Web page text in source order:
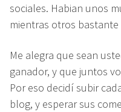
sociales. Habian unos
mientras otros
Me alegra que sean
ganador, y que juntos
Por eso decidí subir
blog, y esperar sus